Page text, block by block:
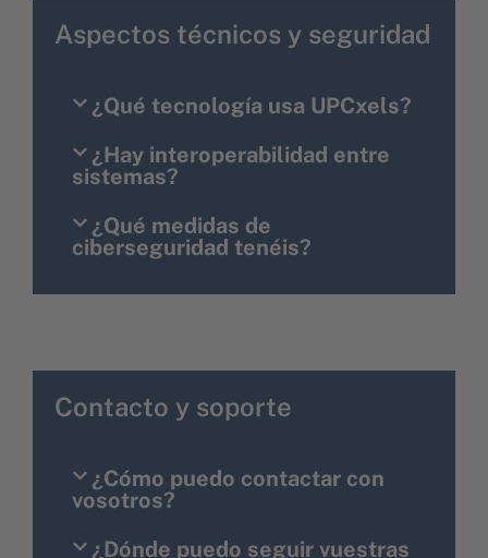
Aspectos técnicos y seguridad
¿Qué tecnología usa UPCxels?
¿Hay interoperabilidad entre
sistemas?
¿Qué medidas de
ciberseguridad tenéis?
Contacto y soporte
¿Cómo puedo contactar con
vosotros?
¿Dónde puedo seguir vuestras